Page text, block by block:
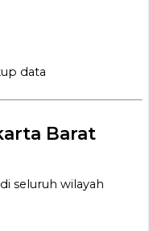
data
Barat
seluruh wilayah